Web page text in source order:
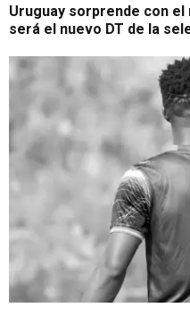
Uruguay sorprende con
será el nuevo DT de la